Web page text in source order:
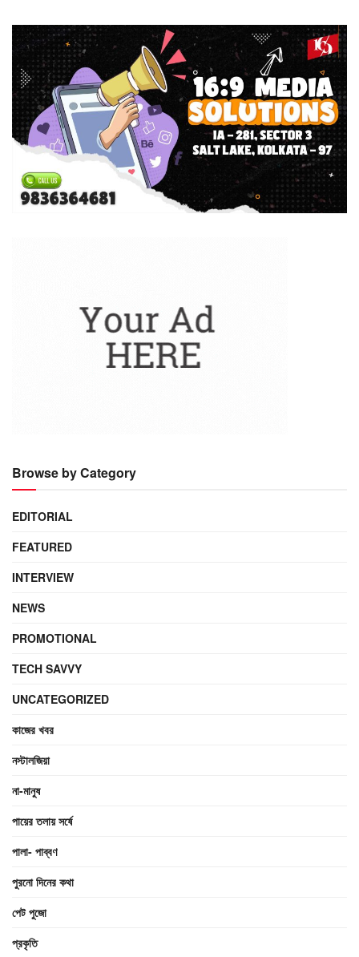
Browse by Category
EDITORIAL
FEATURED
INTERVIEW
NEWS
PROMOTIONAL
TECH SAVVY
UNCATEGORIZED
কাজের খবর
নস্টালজিয়া
না-মানুষ
পায়ের তলায় সর্ষে
পালা- পাব্বণ
পুরনো দিনের কথা
পেট পুজো
প্রকৃতি